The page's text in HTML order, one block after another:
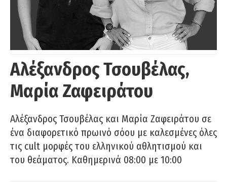
Αλέξανδρος Τσουβέλας,
Μαρία Ζαφειράτου
Αλέξανδρος Τσουβέλας και Μαρία Ζαφειράτου σε
ένα διαφορετικό πρωινό σόου με καλεσμένες όλες
τις cult μορφές του ελληνικού αθλητισμού και
του θεάματος. Καθημερινά 08:00 με 10:00